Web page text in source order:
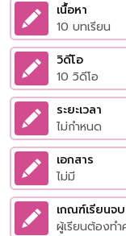
เนื้อหา
10 บทเรียน
วิดีโอ
10 วิดีโอ
ระยะเวลา
ไม่กำหนด
เอกสาร
ไม่มี
เกณฑ์เรียนจบ
ผู้เรียนต้องท